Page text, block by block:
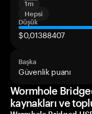
1m
Hepsi
Düşük
$0,01388407
Başka
Güvenlik puanı
Wormhole
kaynakları ve